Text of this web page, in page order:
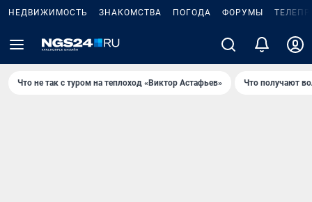
НЕДВИЖИМОСТЬ ЗНАКОМСТВА ПОГОДА ФОРУМЫ
Что не так с туром на теплоход «Виктор Астафьев» Что получают